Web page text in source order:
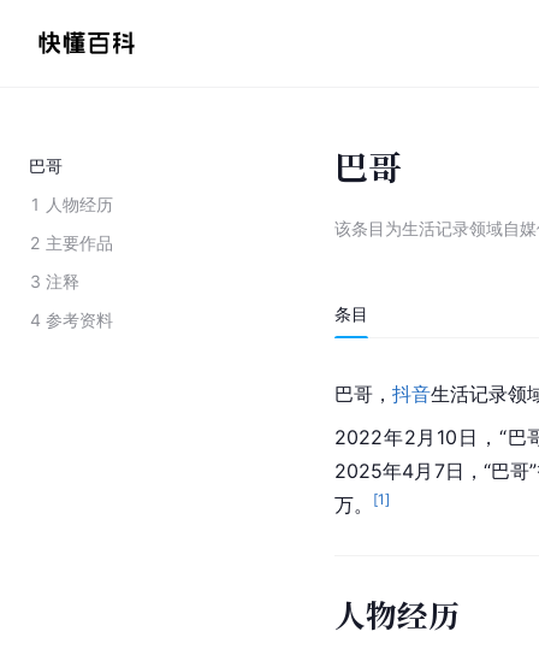
巴哥
1 人物经历
2 主要作品
3 注释
4 参考资料
巴哥
该条目为生活记录领域自
条目
巴哥， 抖音生活记录领
2022年2月10日，“巴
2025年4月7日，“巴哥
万。
[1]
人物经历